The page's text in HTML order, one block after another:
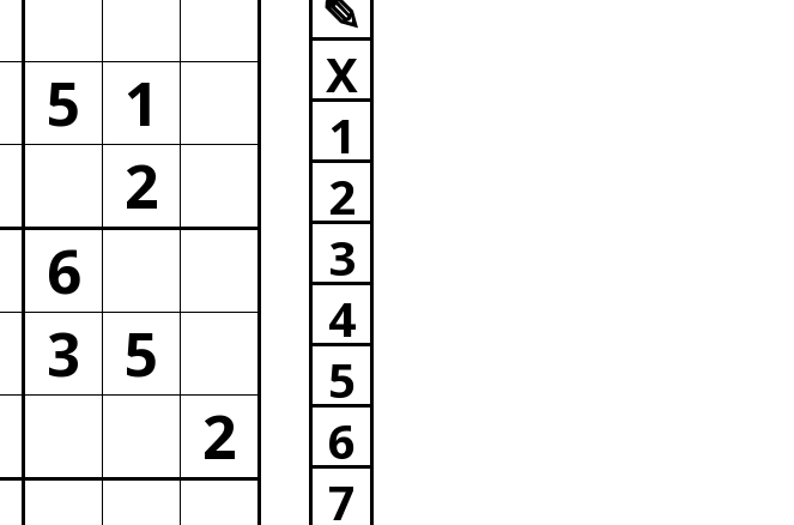
5
1
2
6
3
5
2
X
1
2
3
4
5
6
7